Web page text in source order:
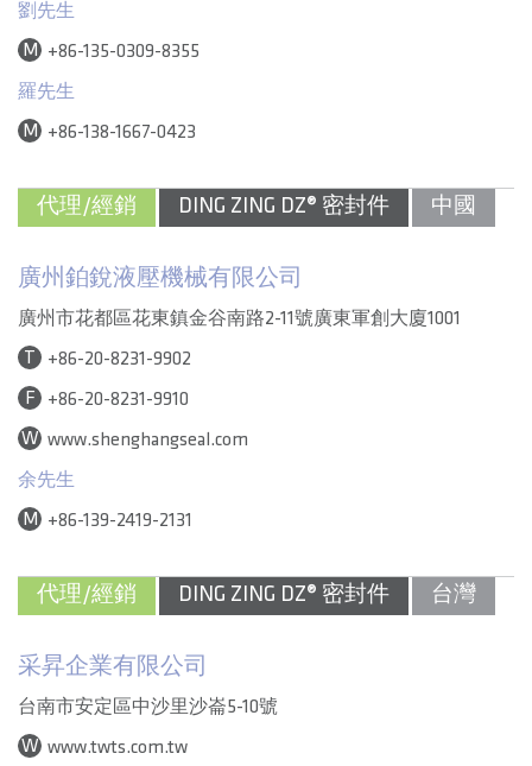
劉先生
M +86-135-0309-8355
羅先生
M +86-138-1667-0423
代理/經銷 DING ZING DZ® 密封件 中國
廣州鉑銳液壓機械有限公司
廣州市花都區花東鎮金谷南路2-11號廣東軍創大廈1001
T +86-20-8231-9902
F +86-20-8231-9910
W www.shenghangseal.com
余先生
M +86-139-2419-2131
代理/經銷 DING ZING DZ® 密封件 台灣
采昇企業有限公司
台南市安定區中沙里沙崙5-10號
W www.twts.com.tw